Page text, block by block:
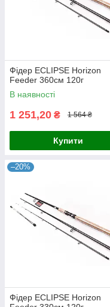
Фідер ECLIPSE Horizon
Feeder 360см 120г
В наявності
1 251,20 ₴ 1 564 ₴
Купити
–20%
Фідер ECLIPSE Horizon